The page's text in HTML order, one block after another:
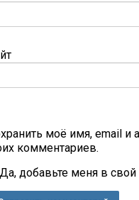
моё имя, email и
комментариев.
Да, добавьте меня в